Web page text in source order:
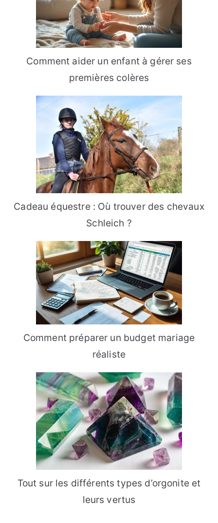
Comment aider un enfant à gérer ses
premières colères
Cadeau équestre : Où trouver des chevaux
Schleich ?
Comment préparer un budget mariage
réaliste
Tout sur les différents types d’orgonite et
leurs vertus